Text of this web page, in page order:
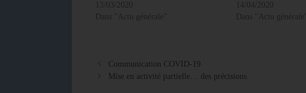
13/03/2020
Dans "Actu générale"
14/04/2020
Dans "Actu générale"
Communication COVID-19
Mise en activité partielle… des précisions.